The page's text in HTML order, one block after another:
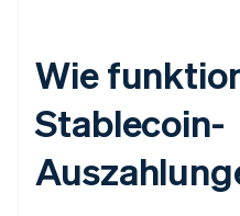
Wie
Stablecoin-